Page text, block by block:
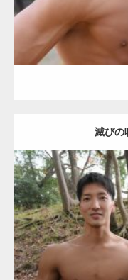
滅びの
Category:公園のマッチョ
ダウンロード
【
ギネ
【TV
ラス
で紹